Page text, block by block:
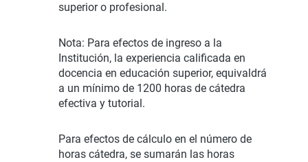
superior o profesional.
Nota: Para efectos de ingreso a la
Institución, la experiencia calificada en
docencia en educación superior, equivaldrá
a un mínimo de 1200 horas de cátedra
efectiva y tutorial.
Para efectos de cálculo en el número de
horas cátedra, se sumarán las horas